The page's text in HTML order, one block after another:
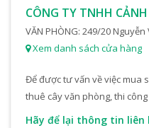
CÔNG TY TNHH
VĂN PHÒNG: 249/20
Xem danh sách cửa hàng
Để được tư vấn về việc mua
thuê cây văn phòng, thi
Hãy để lại thông tin liên